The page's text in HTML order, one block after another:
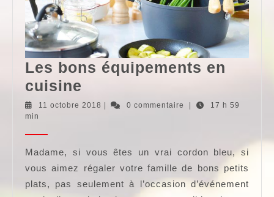
Les bons équipements en
cuisine
bons
cuisine
11 octobre 2018 11| 0 commentaire |
17 h 59
min
Madame, si vous êtes un vrai cordon bleu, si
vous aimez régaler votre famille de bons petits
plats, pas seulement à l’occasion d’événement